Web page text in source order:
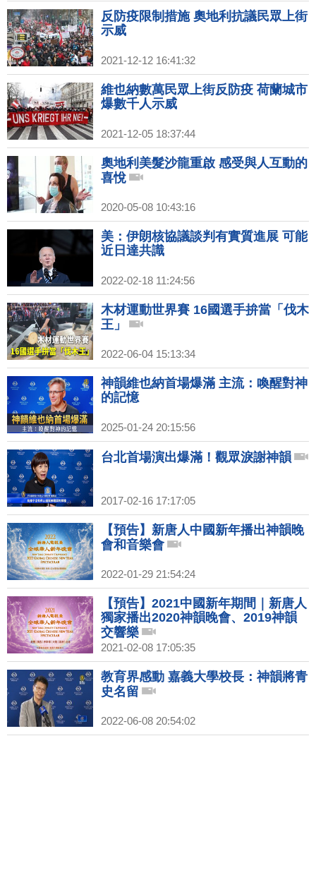
反防疫限制措施 奧地利抗議民眾上街
示威
2021-12-12 16:41:32
維也納數萬民眾上街反防疫 荷蘭城市
爆數千人示威
2021-12-05 18:37:44
奧地利美髮沙龍重啟 感受與人互動的
喜悅
2020-05-08 10:43:16
美：伊朗核協議談判有實質進展 可能
近日達共識
2022-02-18 11:24:56
木材運動世界賽 16國選手拚當「伐木
王」
2022-06-04 15:13:34
神韻維也納首場爆滿 主流：喚醒對神
的記憶
2025-01-24 20:15:56
台北首場演出爆滿！觀眾淚謝神韻
2017-02-16 17:17:05
【預告】新唐人中國新年播出神韻晚
會和音樂會
2022-01-29 21:54:24
【預告】2021中國新年期間｜新唐人
獨家播出2020神韻晚會、2019神韻
交響樂
2021-02-08 17:05:35
教育界感動 嘉義大學校長：神韻將青
史名留
2022-06-08 20:54:02